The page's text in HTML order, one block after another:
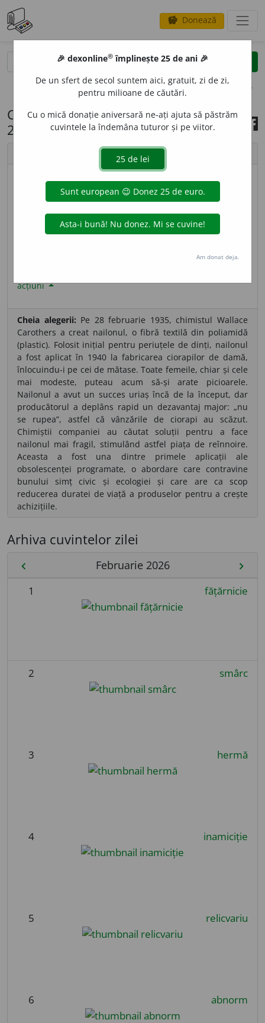
savings Donează
opțiuni
Cuvântul zilei, 28 februarie
2026
imagine ©Cristina Monea
CONSUMPTIBIL, -Ă, consumptibili, -e, adj.
despre bunuri) Care este distrus sau înstrăinat de
acțiuni
Cheia alegerii: Pe 28 februarie 1935, chimistul Wallace
Carothers a creat nailonul, o fibră textilă din poliamidă
(plastic). Folosit inițial pentru periuțele de dinți, nailonul
a fost aplicat în 1940 la fabricarea ciorapilor de damă,
înlocuindu-i pe cei de mătase. Toate femeile, chiar și cele
mai modeste, puteau acum să-și arate picioarele.
Nailonul a avut un succes uriaș încă de la început, dar
producătorul a deplâns rapid un dezavantaj major: „nu
se rupea”, astfel că vânzările de ciorapi au scăzut.
Chimiștii companiei au căutat soluții pentru a face
nailonul mai fragil, stimulând astfel piața de reînnoire.
Aceasta a fost una dintre primele aplicații ale
obsolescenței programate, o abordare care contravine
bunului simț civic și ecologiei și care are ca scop
reducerea duratei de viață a produselor pentru a crește
achizițiile.
Arhiva cuvintelor zilei
chevron_left Februarie 2026 chevron_right
1 fățărnicie
2 smârc
3 hermă
4 inamiciție
5 relicvariu
6 abnorm
🎉 dexonline® împlinește 25 de ani 🎉
De un sfert de secol suntem aici, gratuit, zi de zi,
pentru milioane de căutări.
Cu o mică donație aniversară ne-ați ajuta să păstrăm
cuvintele la îndemâna tuturor și pe viitor.
Am donat deja.